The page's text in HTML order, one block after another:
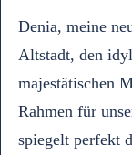
Denia, meine
Altstadt, den
majestätischen
Rahmen für
spiegelt perfekt